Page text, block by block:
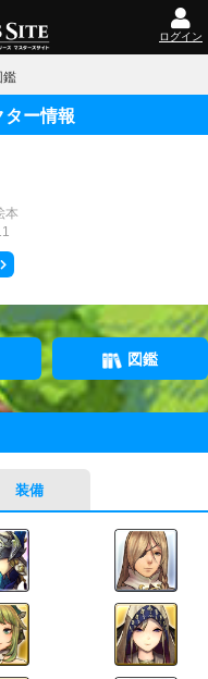
ログイン
鑑
ー情報
本
図鑑
装備